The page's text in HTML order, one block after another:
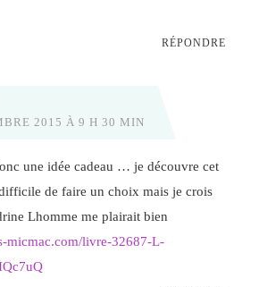
RÉPONDRE
2015 À 9 H 30 MIN
une idée cadeau … je découvre cet
de faire un choix mais je crois
Lhomme me plairait bien
micmac.com/livre-32687-L-